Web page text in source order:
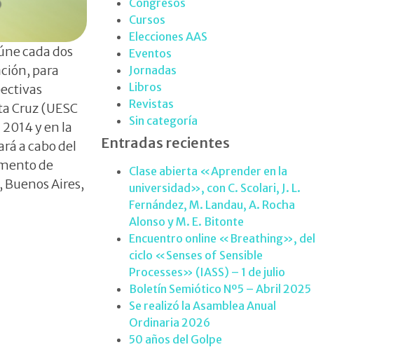
cada dos
para
Cruz (UESC
y en la
a cabo del
de
Aires,
Congresos
Cursos
Elecciones AAS
Eventos
Jornadas
Libros
Revistas
Sin categoría
Entradas recientes
Clase abierta «Aprender en la
universidad», con C. Scolari, J. L.
Fernández, M. Landau, A. Rocha
Alonso y M. E. Bitonte
Encuentro online «Breathing», del
ciclo «Senses of Sensible
Processes» (IASS) – 1 de julio
Boletín Semiótico Nº5 – Abril 2025
Se realizó la Asamblea Anual
Ordinaria 2026
50 años del Golpe